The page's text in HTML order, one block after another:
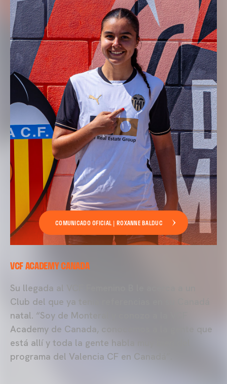
COMUNICADO OFICIAL | ROXANNE BALDUC
VCF ACADEMY CANADA
Su llegada al VCF Femenino B le acerca a un
Club del que ya tenía referencias en su Canadá
natal. “Soy de Monteral y conozo a la VCF
Academy de Canada, conocemos a la gente que
está allí y toda la gente habla muy bien del
programa del Valencia CF en Canadá”.